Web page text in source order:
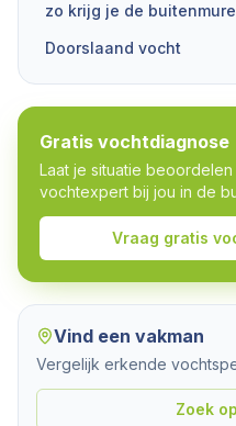
zo krijg je de
Doorslaand vocht
Gratis vochtdiagnose
Laat je situatie
vochtexpert bij jou in de
Vraag gratis
Vind een vakman
Vergelijk erkende
Zoek